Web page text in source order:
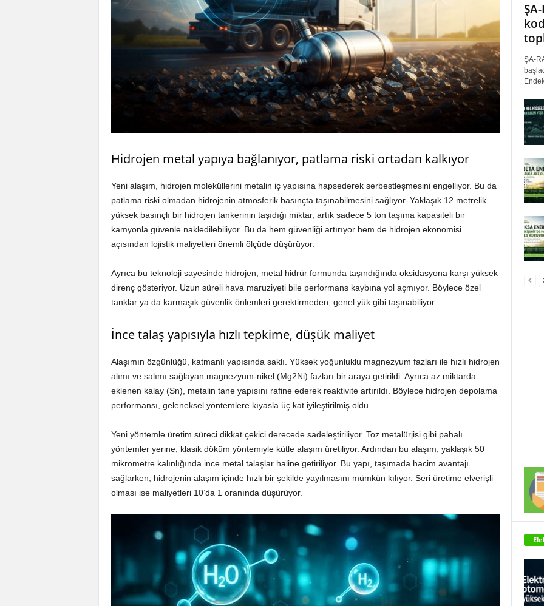
Hidrojen metal yapıya bağlanıyor, patlama riski ortadan kalkıyor
Yeni alaşım, hidrojen moleküllerini metalin iç yapısına hapsederek serbestleşmesini engelliyor. Bu da
patlama riski olmadan hidrojenin atmosferik basınçta taşınabilmesini sağlıyor. Yaklaşık 12 metrelik
yüksek basınçlı bir hidrojen tankerinin taşıdığı miktar, artık sadece 5 ton taşıma kapasiteli bir
kamyonla güvenle nakledilebiliyor. Bu da hem güvenliği artırıyor hem de hidrojen ekonomisi
açısından lojistik maliyetleri önemli ölçüde düşürüyor.
Ayrıca bu teknoloji sayesinde hidrojen, metal hidrür formunda taşındığında oksidasyona karşı yüksek
direnç gösteriyor. Uzun süreli hava maruziyeti bile performans kaybına yol açmıyor. Böylece özel
tanklar ya da karmaşık güvenlik önlemleri gerektirmeden, genel yük gibi taşınabiliyor.
İnce talaş yapısıyla hızlı tepkime, düşük maliyet
Alaşımın özgünlüğü, katmanlı yapısında saklı. Yüksek yoğunluklu magnezyum fazları ile hızlı hidrojen
alımı ve salımı sağlayan magnezyum-nikel (Mg2Ni) fazları bir araya getirildi. Ayrıca az miktarda
eklenen kalay (Sn), metalin tane yapısını rafine ederek reaktivite artırıldı. Böylece hidrojen depolama
performansı, geleneksel yöntemlere kıyasla üç kat iyileştirilmiş oldu.
Yeni yöntemle üretim süreci dikkat çekici derecede sadeleştiriliyor. Toz metalürjisi gibi pahalı
yöntemler yerine, klasik döküm yöntemiyle kütle alaşım üretiliyor. Ardından bu alaşım, yaklaşık 50
mikrometre kalınlığında ince metal talaşlar haline getiriliyor. Bu yapı, taşımada hacim avantajı
sağlarken, hidrojenin alaşım içinde hızlı bir şekilde yayılmasını mümkün kılıyor. Seri üretime elverişli
olması ise maliyetleri 10’da 1 oranında düşürüyor.
ŞA-